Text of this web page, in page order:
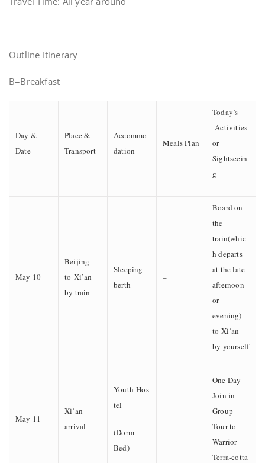
Outline Itinerary
B=Breakfast
Day &
Date
Place &
Transport
Accommo
dation
Meals Plan
Today’s
Activities
or
Sightseein
g
May 10
Beijing
to Xi’an
by train
Sleeping
berth
–
Board on
the
train(whic
h departs
at the late
afternoon
or
evening)
to Xi’an
by yourself
May 11
Xi’an
arrival
Youth Hos
tel
(Dorm
Bed)
–
One Day
Join in
Group
Tour to
Warrior
Terra-cotta